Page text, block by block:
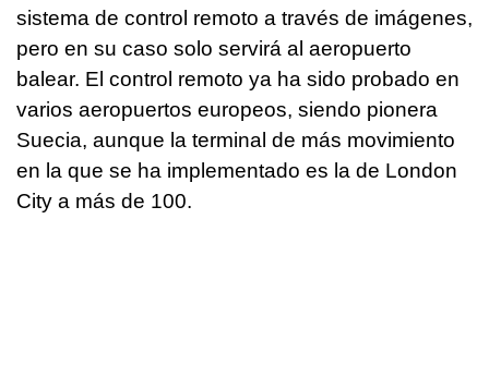
sistema de control remoto a través de imágenes,
pero en su caso solo servirá al aeropuerto
balear. El control remoto ya ha sido probado en
varios aeropuertos europeos, siendo pionera
Suecia, aunque la terminal de más movimiento
en la que se ha implementado es la de London
City a más de 100.